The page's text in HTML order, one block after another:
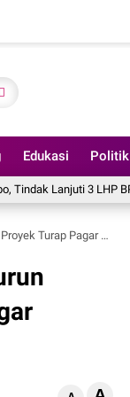
Edukasi Politik
3 LHP BPK Tahun 2025
Turap Pagar Puding